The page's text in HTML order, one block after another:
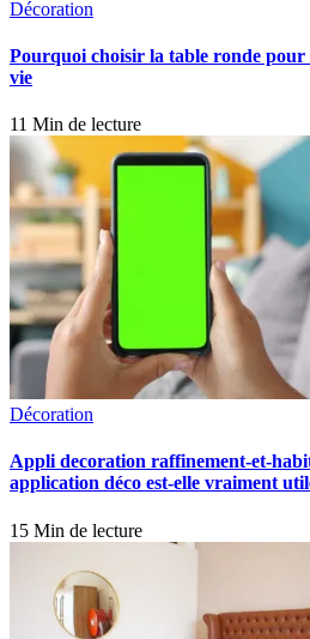
Décoration
Pourquoi choisir la table ronde pour
vie
11 Min de lecture
Décoration
Appli decoration raffinement-et-
application déco est-elle vraiment
15 Min de lecture